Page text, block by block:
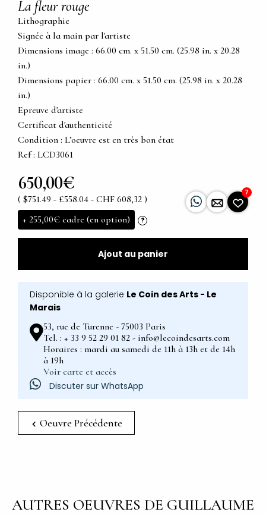
La fleur rouge
Lithographie
Signée à la main par l'artiste
Dimensions image : 66.00 cm. x 51.50 cm. (25.98 in. x 20.28
in.)
Dimensions papier : 66.00 cm. x 51.50 cm. (25.98 in. x 20.28
in.)
Epreuve d'artiste
Certificat d'authenticité
Condition : L’oeuvre est en très bon état
Ref : LCD3061
650,00€
( $751.49 - £558.04 - CHF 608,32 )
+ 255,00€ cadre (en option) ?
7
Ajout au panier
Disponible à la galerie Le Coin des Arts - Le
Marais
53, rue de Turenne - 75003 Paris
Tel. : + 33 9 52 29 01 82 - info@lecoindesarts.com
Horaires : mardi au samedi de 11h à 13h et de 14h
à 19h
Voir carte et accès
Discuter sur WhatsApp
Oeuvre Précédente
AUTRES OEUVRES DE GUILLAUME